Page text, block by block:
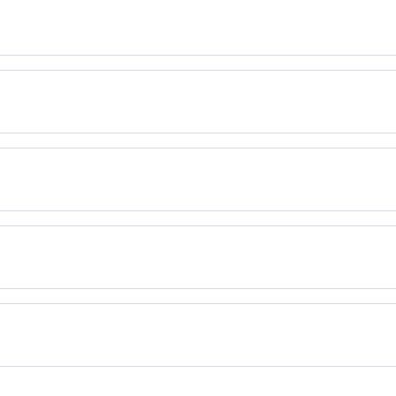
Tailor Essence Of Power
to kompozycja pełna charakteru, świeża i elegancka.
TETRAMETHYL ACETYLOCTAHYDRONAPHTHALENES,
ACETYL CEDRENE, HYDROXYCITRONELLAL, PINENE,
PHENETHYL ACETATE, ALPHA-ISOMETHYL IONONE,
EUGENOL, ALPHA-TERPINENE, ROSE KETONES, GERANYL
na szyi, skroniach i nadgarstkach.